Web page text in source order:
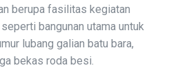
berupa fasilitas kegiatan
bangunan utama untuk
lubang galian batu bara,
bekas roda besi.